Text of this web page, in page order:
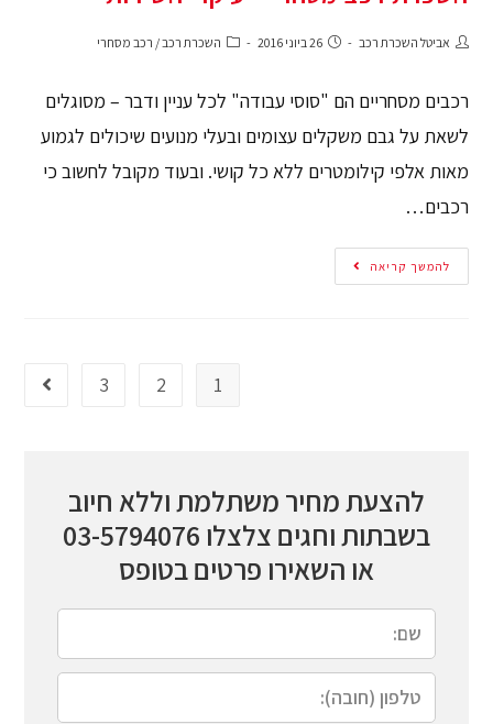
אביטל השכרת רכב 26 ביוני 2016 השכרת רכב/ רכב מסחרי
רכבים מסחריים הם "סוסי עבודה" לכל עניין ודבר – מסוגלים
לשאת על גבם משקלים עצומים ובעלי מנועים שיכולים לגמוע
מאות אלפי קילומטרים ללא כל קושי. ובעוד מקובל לחשוב כי
רכבים…
להמשך קריאה
1
2
3
להצעת מחיר משתלמת וללא חיוב
בשבתות וחגים צלצלו 03-5794076
או השאירו פרטים בטופס